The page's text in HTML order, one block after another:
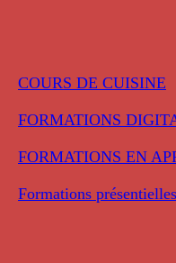
COURS DE CUISINE
FORMATIONS
FORMATIONS EN
Formations présentielles